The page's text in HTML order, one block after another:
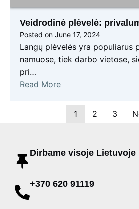
Veidrodinė plėvelė:
Posted on June 17, 2024
Langų plėvelės yra populiarus
namuose, tiek darbo vietose,
pri…
Read More
1 2 3
Dirbame visoje Lietuvoje
+370 620 91119